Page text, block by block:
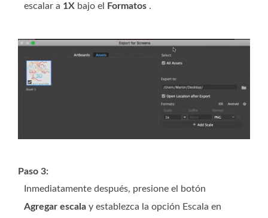
escalar a 1X bajo el Formatos .
Paso 3:
Inmediatamente después, presione el botón
Agregar escala y establezca la opción Escala en